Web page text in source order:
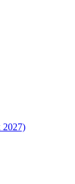
2027)